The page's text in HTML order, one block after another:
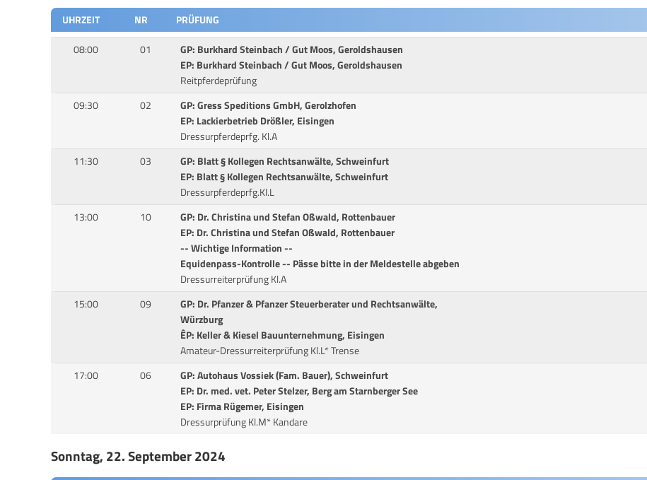
UHRZEIT NR PRÜFUNG
08:00
01
GP: Burkhard Steinbach / Gut Moos, Geroldshausen
EP: Burkhard Steinbach / Gut Moos, Geroldshausen
Reitpferdeprüfung
09:30 02
GP: Gress Speditions GmbH, Gerolzhofen
EP: Lackierbetrieb Drößler, Eisingen
Dressurpferdeprfg. Kl.A
11:30 03
GP: Blatt § Kollegen Rechtsanwälte, Schweinfurt
EP: Blatt § Kollegen Rechtsanwälte, Schweinfurt
Dressurpferdeprfg.Kl.L
13:00 10
GP: Dr. Christina und Stefan Oßwald, Rottenbauer
EP: Dr. Christina und Stefan Oßwald, Rottenbauer
-- Wichtige Information --
Equidenpass-Kontrolle -- Pässe bitte in der Meldestelle abgeben
Dressurreiterprüfung Kl.A
15:00 09
GP: Dr. Pfanzer & Pfanzer Steuerberater und Rechtsanwälte,
Würzburg
ÊP: Keller & Kiesel Bauunternehmung, Eisingen
Amateur-Dressurreiterprüfung Kl.L* Trense
17:00 06
GP: Autohaus Vossiek (Fam. Bauer), Schweinfurt
EP: Dr. med. vet. Peter Stelzer, Berg am Starnberger See
EP: Firma Rügemer, Eisingen
Dressurprüfung Kl.M* Kandare
Sonntag, 22. September 2024